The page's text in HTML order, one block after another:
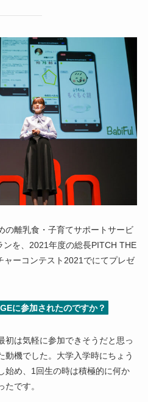
の離乳食・子育てサポートサービ
を、2021年度の総長PITCH THE
ャーコンテスト2021でにてプレゼ
に参加されたのですか？
初は気軽に参加できそうだと思っ
動機でした。大学入学時にちょう
始め、1回生の時は積極的に何か
です。